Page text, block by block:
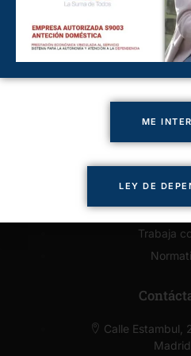
Cuidado de
Cuidado de
Cuidado de
Trabaja
Calle Estambul,
ME
LEY DE